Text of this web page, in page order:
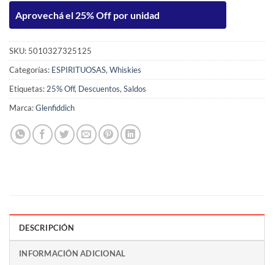
Aprovechá el 25% Off por unidad
SKU: 5010327325125
Categorías: ESPIRITUOSAS, Whiskies
Etiquetas: 25% Off, Descuentos, Saldos
Marca:Glenfiddich
DESCRIPCIÓN
INFORMACIÓN ADICIONAL